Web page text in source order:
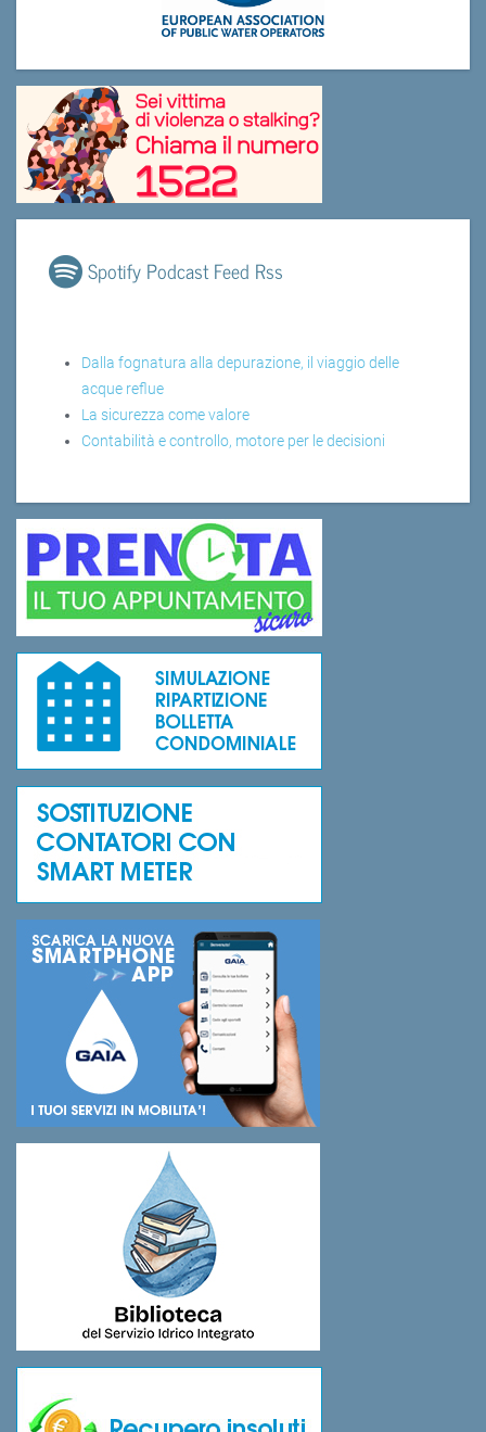
Spotify Podcast Feed Rss
Dalla fognatura alla depurazione, il viaggio delle
acque reflue
La sicurezza come valore
Contabilità e controllo, motore per le decisioni